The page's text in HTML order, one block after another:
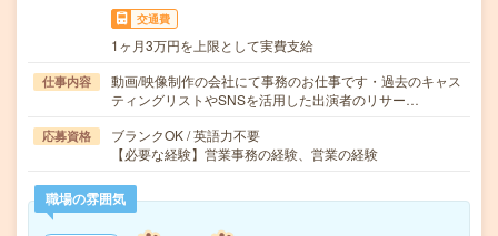
交通費
1ヶ月3万円を上限として実費支給
仕事内容
動画/映像制作の会社にて事務のお仕事です・過去のキャス
ティングリストやSNSを活用した出演者のリサー…
応募資格
ブランクOK / 英語力不要
【必要な経験】営業事務の経験、営業の経験
職場の雰囲気